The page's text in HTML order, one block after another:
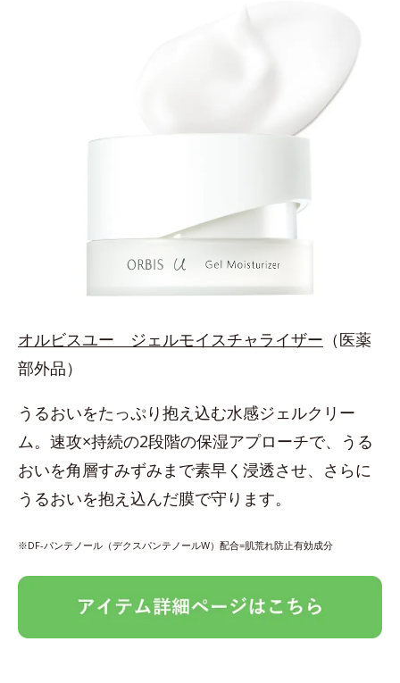
オルビスユー ジェルモイスチャライザー （医薬
部外品）
うるおいをたっぷり抱え込む水感ジェルクリー
ム。速攻×持続の2段階の保湿アプローチで、うる
おいを角層すみずみまで素早く浸透させ、さらに
うるおいを抱え込んだ膜で守ります。
※DF-パンテノール（デクスパンテノールW）配合=肌荒れ防止有効成分